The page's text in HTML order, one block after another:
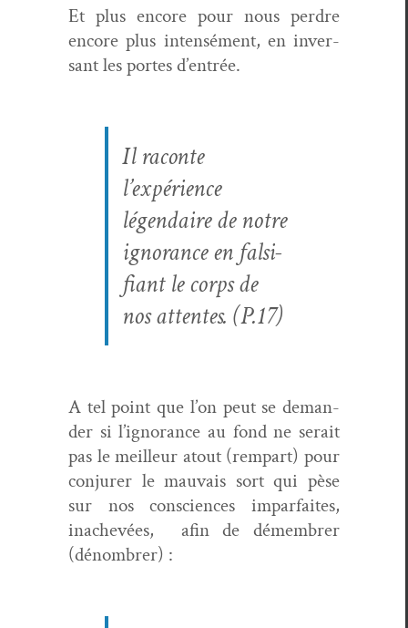
Et plus encore pour nous per­dre
encore plus inten­sé­ment, en inver­
sant les portes d’entrée.
Il racon­te
l’expérience
légendaire de notre
igno­rance en fal­si­
fi­ant le corps de
nos attentes. (P.17)
A tel point que l’on peut se deman­
der si l’ignorance au fond ne serait
pas le meilleur atout (rem­part) pour
con­jur­er le mau­vais sort qui pèse
sur nos con­sciences impar­faites,
inachevées,
afin de démem­br­er
(dénom­br­er) :